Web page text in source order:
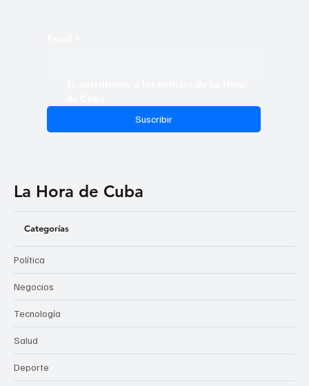
Suscribir
La Hora de Cuba
Categorías
Política
Negocios
Tecnología
Salud
Deporte